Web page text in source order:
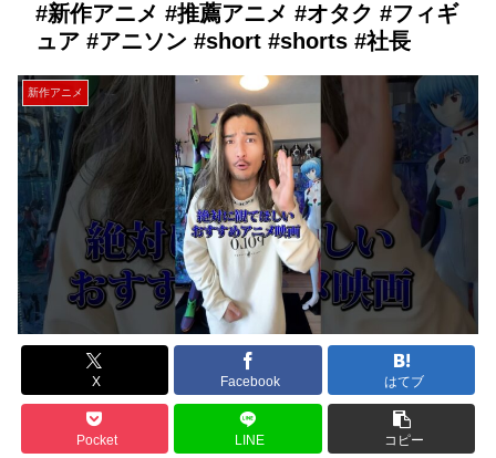
#新作アニメ #推薦アニメ #オタク #フィギ
ュア #アニソン #short #shorts #社長
新作アニメ
X Facebook はてブ
Pocket LINE コピー